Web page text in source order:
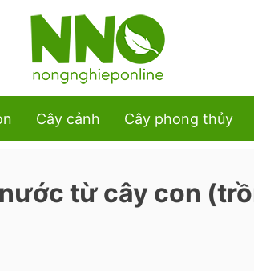
Cây cảnh Cây phong thủy
từ cây con